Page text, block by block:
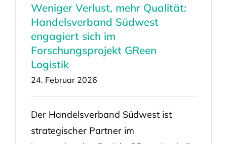
Weniger Verlust, mehr Qualität:
Handelsverband Südwest
engagiert sich im
Forschungsprojekt GReen
Logistik
24. Februar 2026
Der Handelsverband Südwest ist
strategischer Partner im